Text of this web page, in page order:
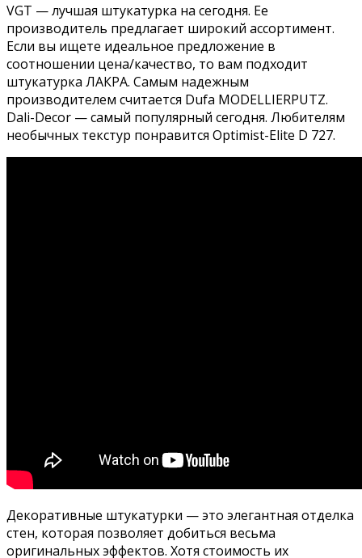
VGT — лучшая штукатурка на сегодня. Ее
производитель предлагает широкий ассортимент.
Если вы ищете идеальное предложение в
соотношении цена/качество, то вам подходит
штукатурка ЛАКРА. Самым надежным
производителем считается Dufa MODELLIERPUTZ.
Dali-Decor — самый популярный сегодня. Любителям
необычных текстур понравится Optimist-Elite D 727.
Декоративные штукатурки — это элегантная отделка
стен, которая позволяет добиться весьма
оригинальных эффектов. Хотя стоимость их